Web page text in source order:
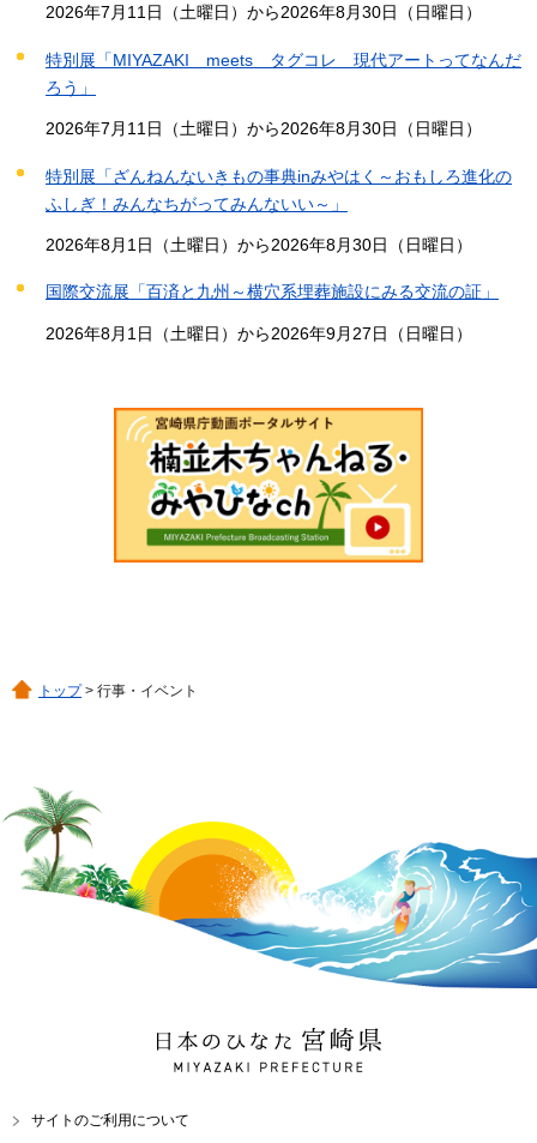
2026年7月11日（土曜日）から2026年8月30日（日曜日）
特別展「MIYAZAKI meets タグコレ 現代アートってなんだ
ろう」
2026年7月11日（土曜日）から2026年8月30日（日曜日）
特別展「ざんねんないきもの事典inみやはく～おもしろ進化の
ふしぎ！みんなちがってみんないい～」
2026年8月1日（土曜日）から2026年8月30日（日曜日）
国際交流展「百済と九州～横穴系埋葬施設にみる交流の証」
2026年8月1日（土曜日）から2026年9月27日（日曜日）
トップ> 行事・イベント
日本のひなた 宮崎県
MIYAZAKI PREFECTURE
サイトのご利用について